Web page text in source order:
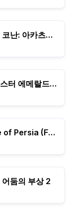
명탐정 코난: 아카츠키의 기념비
포켓몬스터 에메랄드 로그
Prince of Persia (France)
어둠의 부상 2